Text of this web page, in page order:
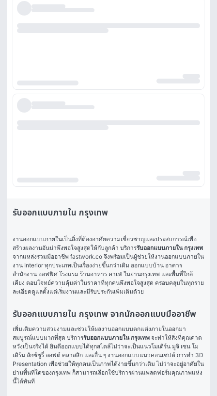
รับออกแบบภายใน กรุงเทพ
งานออกแบบภายในเป็นสิ่งที่ต้องอาศัยความเชี่ยวชาญและประสบการณ์เพื่อ
สร้างผลงานอันน่าพึงพอใจสูงสุดให้กับลูกค้า บริการรับออกแบบภายใน กรุงเทพ
จากแหล่งรวมมืออาชีพ fastwork.co จึงพร้อมเป็นผู้ช่วยให้งานออกแบบภายใน
งาน Interior ทุกประเภทเป็นเรื่องง่ายขึ้นกว่าเดิม ออกแบบบ้าน อาคาร
สำนักงาน ออฟฟิศ โรงแรม ร้านอาหาร คาเฟ่ ในย่านกรุงเทพ และพื้นที่ใกล้
เคียง ตอบโจทย์ความคุ้มค่าในราคาที่ทุกคนพึงพอใจสูงสุด ครอบคลุมในทุกราย
ละเอียดดูแลตั้งแต่เริ่มงานและมีรับประกันเพิ่มเติมด้วย
รับออกแบบภายใน กรุงเทพ จากนักออกแบบมืออาชีพ
เพิ่มเติมความสวยงามและช่วยให้ผลงานออกแบบตกแต่งภายในออกมา
สมบูรณ์แบบมากที่สุด บริการรับออกแบบภายใน กรุงเทพ จะทำให้สิ่งที่คุณคาด
หวังเป็นจริงได้ ยินดีออกแบบได้ทุกสไตล์ไม่ว่าจะเป็นแนวโมเดิร์น มูจิ เซน โม
เดิร์น ลักซ์ชูรี่ ลอฟต์ คลาสสิก และอื่น ๆ งานออกแบบแนวคอนเซปต์ การทำ 3D
Presentation เพื่อช่วยให้ทุกคนเป็นภาพได้ง่ายขึ้นกว่าเดิม ไม่ว่าจะอยู่อาศัยใน
ย่านพื้นที่ใดของกรุงเทพ ก็สามารถเลือกใช้บริการผ่านแพลตฟอร์มคุณภาพแห่ง
นี้ได้ทันที